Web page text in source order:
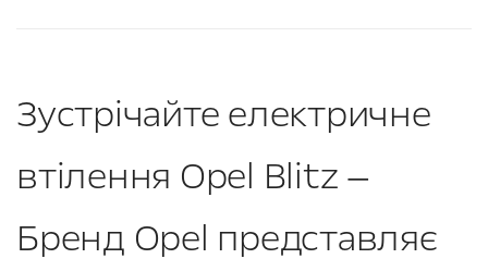
Зустрічайте електричне
втілення Opel Blitz —
Бренд Opel представляє